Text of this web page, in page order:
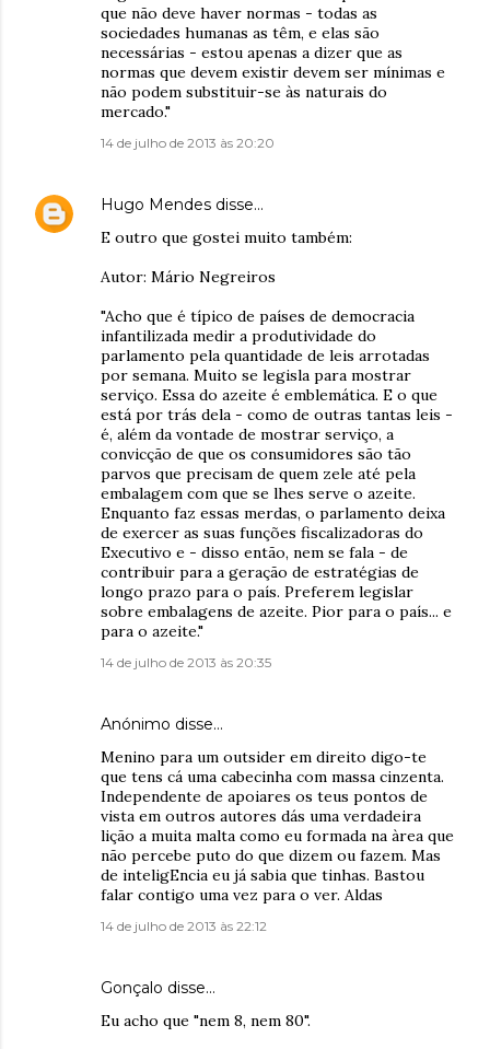
que não deve haver normas - todas as
sociedades humanas as têm, e elas são
necessárias - estou apenas a dizer que as
normas que devem existir devem ser mínimas e
não podem substituir-se às naturais do
mercado."
14 de julho de 2013 às 20:20
Hugo Mendes disse…
E outro que gostei muito também:
Autor: Mário Negreiros
"Acho que é típico de países de democracia
infantilizada medir a produtividade do
parlamento pela quantidade de leis arrotadas
por semana. Muito se legisla para mostrar
serviço. Essa do azeite é emblemática. E o que
está por trás dela - como de outras tantas leis -
é, além da vontade de mostrar serviço, a
convicção de que os consumidores são tão
parvos que precisam de quem zele até pela
embalagem com que se lhes serve o azeite.
Enquanto faz essas merdas, o parlamento deixa
de exercer as suas funções fiscalizadoras do
Executivo e - disso então, nem se fala - de
contribuir para a geração de estratégias de
longo prazo para o país. Preferem legislar
sobre embalagens de azeite. Pior para o país... e
para o azeite."
14 de julho de 2013 às 20:35
Anónimo disse…
Menino para um outsider em direito digo-te
que tens cá uma cabecinha com massa cinzenta.
Independente de apoiares os teus pontos de
vista em outros autores dás uma verdadeira
lição a muita malta como eu formada na àrea que
não percebe puto do que dizem ou fazem. Mas
de inteligEncia eu já sabia que tinhas. Bastou
falar contigo uma vez para o ver. Aldas
14 de julho de 2013 às 22:12
Gonçalo disse…
Eu acho que "nem 8, nem 80".